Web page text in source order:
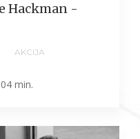
Hackman -
AKCIJA
min.